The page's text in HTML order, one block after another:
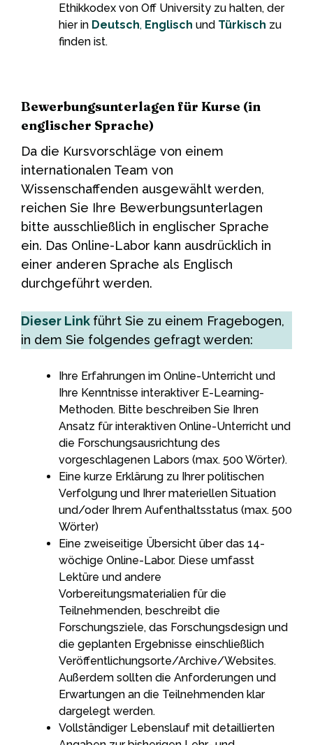
Ethikkodex von Off University zu halten, der
hier in Deutsch, Englisch und Türkisch zu
finden ist.
Bewerbungsunterlagen für Kurse (in
englischer Sprache)
Da die Kursvorschläge von einem
internationalen Team von
Wissenschaffenden ausgewählt werden,
reichen Sie Ihre Bewerbungsunterlagen
bitte ausschließlich in englischer Sprache
ein. Das Online-Labor kann ausdrücklich in
einer anderen Sprache als Englisch
durchgeführt werden.
Dieser Link führt Sie zu einem Fragebogen,
in dem Sie folgendes gefragt werden:
Ihre Erfahrungen im Online-Unterricht und
Ihre Kenntnisse interaktiver E-Learning-
Methoden. Bitte beschreiben Sie Ihren
Ansatz für interaktiven Online-Unterricht und
die Forschungsausrichtung des
vorgeschlagenen Labors (max. 500 Wörter).
Eine kurze Erklärung zu Ihrer politischen
Verfolgung und Ihrer materiellen Situation
und/oder Ihrem Aufenthaltsstatus (max. 500
Wörter)
Eine zweiseitige Übersicht über das 14-
wöchige Online-Labor. Diese umfasst
Lektüre und andere
Vorbereitungsmaterialien für die
Teilnehmenden, beschreibt die
Forschungsziele, das Forschungsdesign und
die geplanten Ergebnisse einschließlich
Veröffentlichungsorte/Archive/Websites.
Außerdem sollten die Anforderungen und
Erwartungen an die Teilnehmenden klar
dargelegt werden.
Vollständiger Lebenslauf mit detaillierten